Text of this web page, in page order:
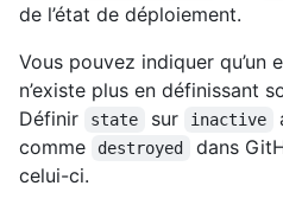
de l’état de déploiement.
Vous pouvez indiquer qu’un
n’existe plus en définissant
Définir
state sur inactive
comme
destroyed
dans
celui-ci.